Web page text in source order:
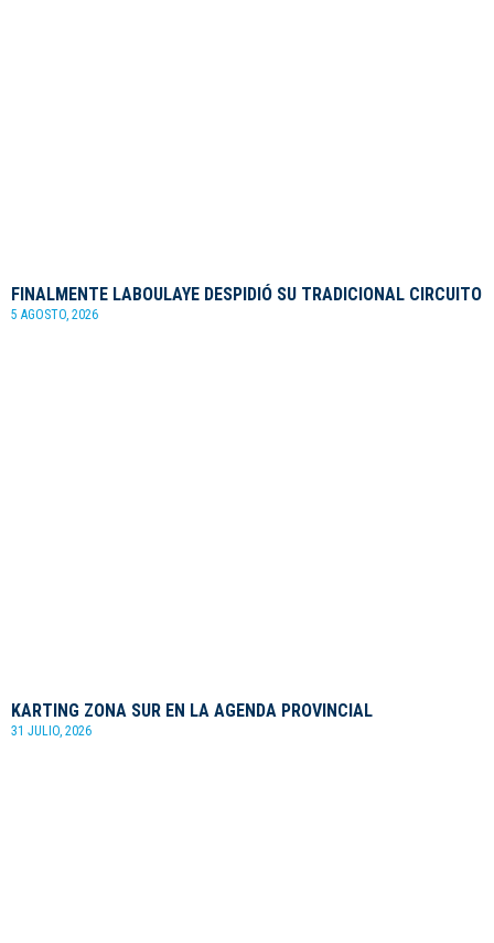
FINALMENTE LABOULAYE DESPIDIÓ SU TRADICIONAL CIRCUITO
5 AGOSTO, 2026
KARTING ZONA SUR EN LA AGENDA PROVINCIAL
31 JULIO, 2026